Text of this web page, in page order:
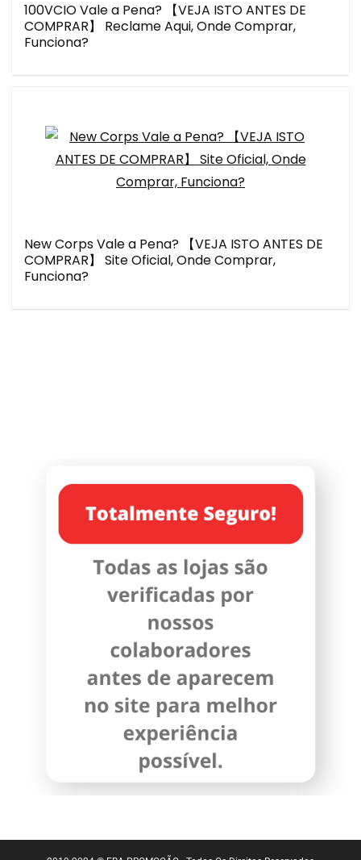
100VCIO Vale a Pena? 【VEJA ISTO ANTES DE
COMPRAR】 Reclame Aqui, Onde Comprar,
Funciona?
New Corps Vale a Pena? 【VEJA ISTO ANTES DE
COMPRAR】 Site Oficial, Onde Comprar,
Funciona?